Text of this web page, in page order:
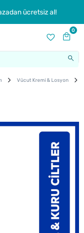
ücretsiz al!
0
Vücut Kremi & Losyon